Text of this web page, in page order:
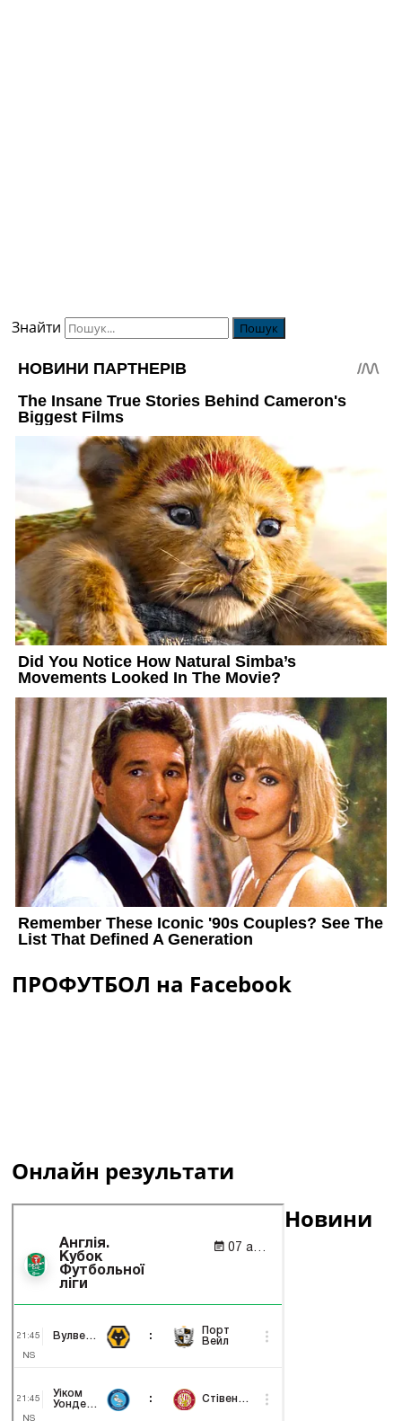
Знайти
ПРОФУТБОЛ на Facebook
Онлайн результати
Новини